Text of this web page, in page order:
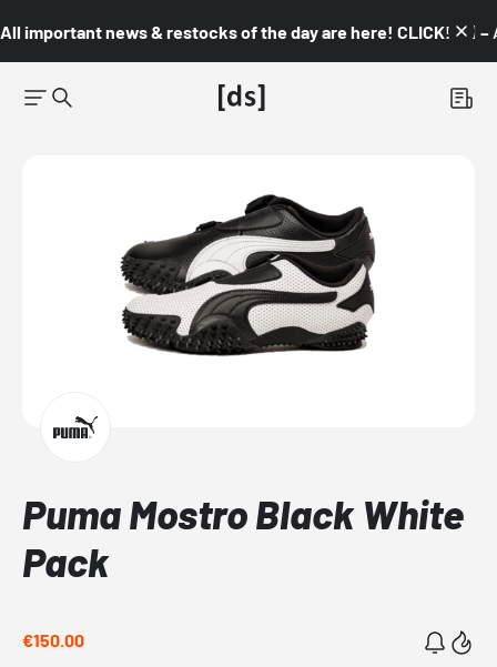
All important news & restocks of the day are here! CLICK! 👇🏼 –
Puma Mostro Black White
Pack
€150.00